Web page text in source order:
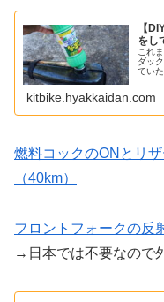
【
をし
これ
ダッ
てい
kitbike.hyakkaidan.com
燃料コックのONとリ
（40km）
フロントフォークの反
→日本では不要なので